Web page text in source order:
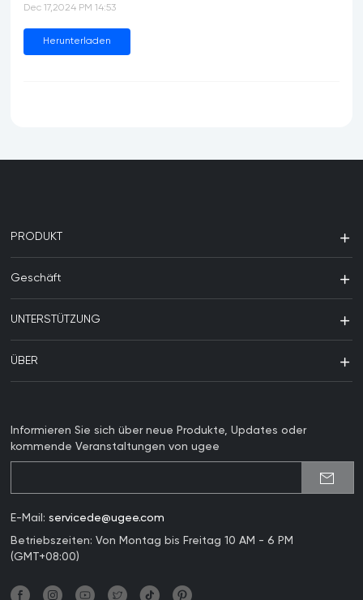
Dec 17,2024 PM 14:53
Herunterladen
PRODUKT
Geschäft
UNTERSTÜTZUNG
ÜBER
Informieren Sie sich über neue Produkte, Updates oder
kommende Veranstaltungen von ugee
E-Mail:servicede@ugee.com
Betriebszeiten: Von Montag bis Freitag 10 AM - 6 PM
(GMT+08:00)